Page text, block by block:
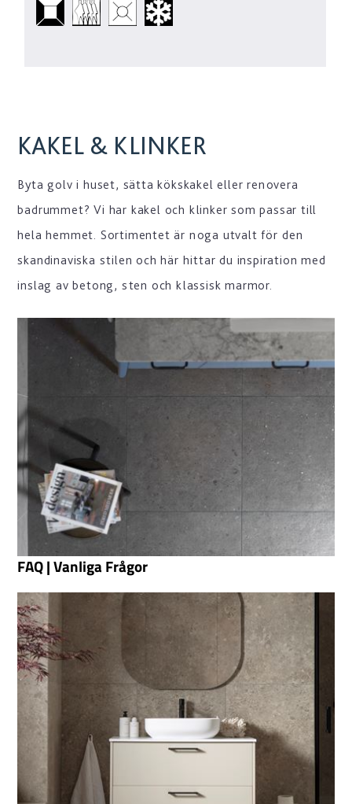
KAKEL & KLINKER
Byta golv i huset, sätta kökskakel eller renovera
badrummet? Vi har kakel och klinker som passar till
hela hemmet. Sortimentet är noga utvalt för den
skandinaviska stilen och här hittar du inspiration med
inslag av betong, sten och klassisk marmor.
FAQ | Vanliga Frågor